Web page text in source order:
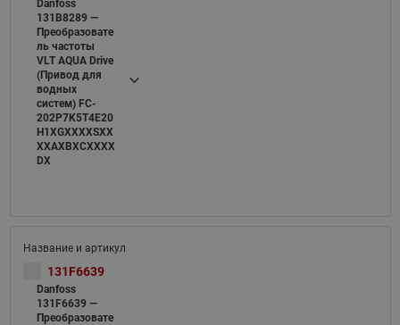
Danfoss
131B8289 —
Преобразовате
ль частоты
VLT AQUA Drive
(Привод для
водных
систем) FC-
202P7K5T4E20
H1XGXXXXSXX
XXAXBXCXXXX
DX
131F6639
Danfoss
131F6639 —
Преобразовате